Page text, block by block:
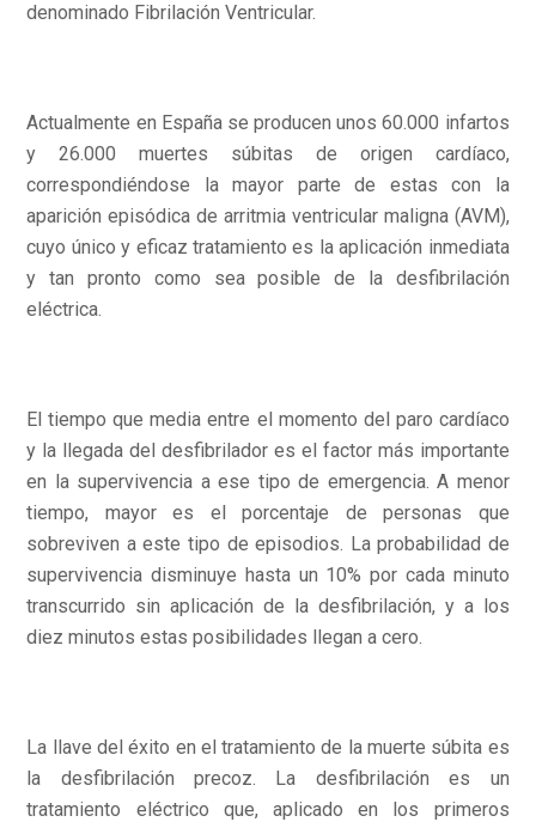
denominado Fibrilación Ventricular.
Actualmente en España se producen unos 60.000 infartos
y 26.000 muertes súbitas de origen cardíaco,
correspondiéndose la mayor parte de estas con la
aparición episódica de arritmia ventricular maligna (AVM),
cuyo único y eficaz tratamiento es la aplicación inmediata
y tan pronto como sea posible de la desfibrilación
eléctrica.
El tiempo que media entre el momento del paro cardíaco
y la llegada del desfibrilador es el factor más importante
en la supervivencia a ese tipo de emergencia. A menor
tiempo, mayor es el porcentaje de personas que
sobreviven a este tipo de episodios. La probabilidad de
supervivencia disminuye hasta un 10% por cada minuto
transcurrido sin aplicación de la desfibrilación, y a los
diez minutos estas posibilidades llegan a cero.
La llave del éxito en el tratamiento de la muerte súbita es
la desfibrilación precoz. La desfibrilación es un
tratamiento eléctrico que, aplicado en los primeros